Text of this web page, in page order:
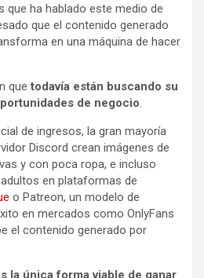
que ha hablado este medio de
que el contenido generado
en una máquina de hacer
quetodavía están buscando su
de negocio.
de ingresos, la gran mayoría
Discord crean imágenes de
y con poca ropa, e incluso
en plataformas de
o Patreon, un modelo de
en mercados como OnlyFans
el contenido generado por
la única forma viable de ganar